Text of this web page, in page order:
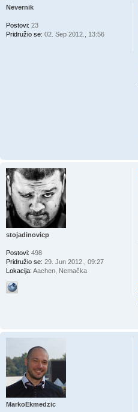
Nevernik
Postovi: 23
Pridružio se: 02. Sep 2012., 13:56
stojadinovicp
Postovi: 498
Pridružio se: 29. Jun 2012., 09:27
Lokacija: Aachen, Nemačka
MarkoEkmedzic